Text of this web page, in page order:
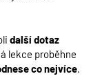
další dotaz
lekce proběhne
co nejvíce.